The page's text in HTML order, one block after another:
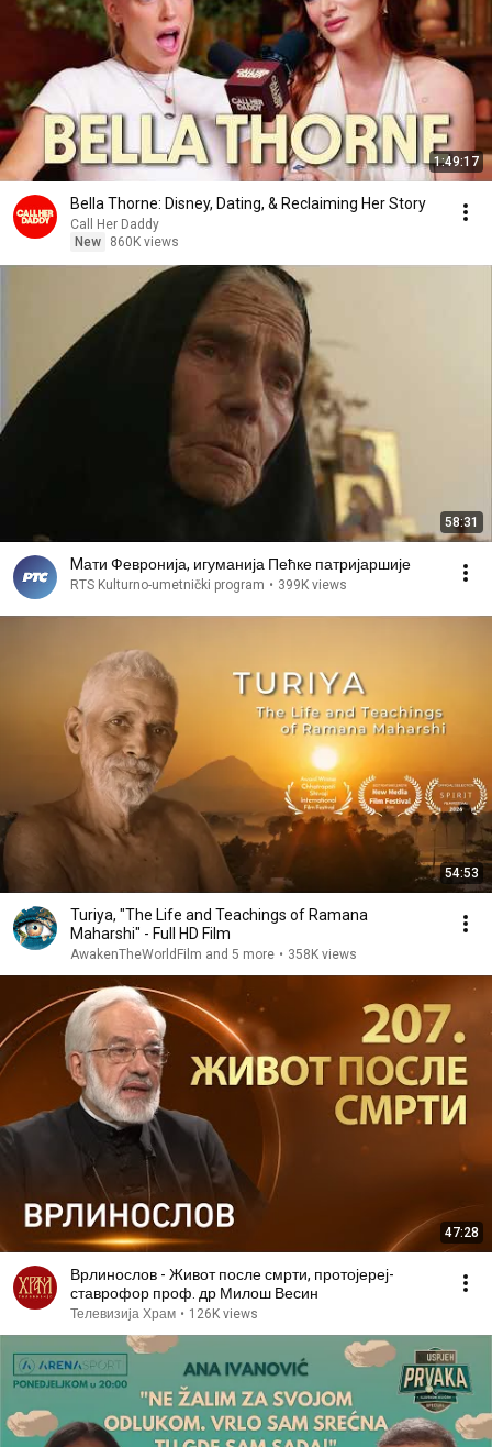
1:49:17
Bella Thorne: Disney, Dating, & Reclaiming Her Story
Call Her Daddy
New
860K views
58:31
Mати Февронија, игуманија Пећке патријаршије
RTS Kulturno-umetnički program • 399K views
54:53
Turiya, "The Life and Teachings of Ramana
Maharshi" - Full HD Film
AwakenTheWorldFilm and 5 more • 358K views
47:28
Врлинослов - Живот после смрти, протојереј-
ставрофор проф. др Милош Весин
Телевизија Храм • 126K views